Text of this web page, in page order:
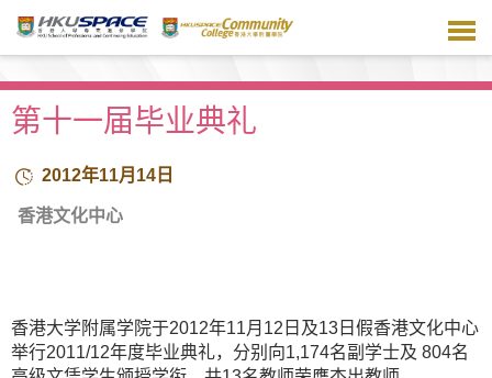
主
容第十一届毕业典礼
2012年11月14日
香港文化中心
香港大学附属学院于2012年11月12日及13日假香港文化中心
举行2011/12年度毕业典礼，分别向1,174名副学士及 804名